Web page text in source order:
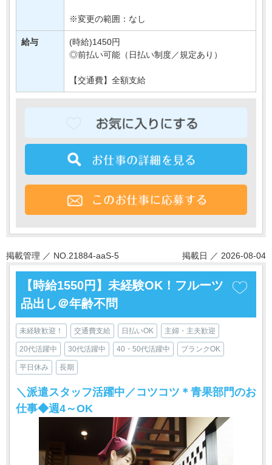
※変更の範囲：なし
給与
(時給)1450円
◎前払い可能（日払い制度／規定あり）
【交通費】全額支給
掲載管理 ／ NO.21884-aaS-5 掲載日 ／ 2026-08-04
【時給1550円】未経験OK！フルーツ
品出し＠年齢不問
未経験歓迎！ 交通費支給 日払いOK 主婦・主夫歓迎
20代活躍中 30代活躍中 40・50代活躍中 ブランクOK
平日休み 長期
＼派遣スタッフ活躍中／コツコツ＊青果部門のお
仕事◆週4～OK